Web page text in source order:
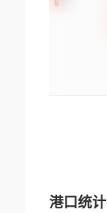
港口统计